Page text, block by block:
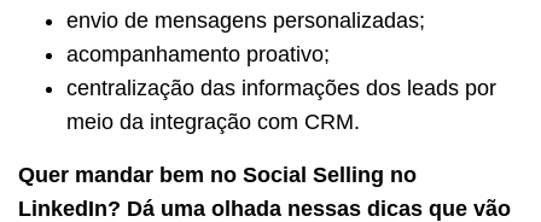
envio de mensagens personalizadas;
acompanhamento proativo;
centralização das informações dos leads por
meio da integração com CRM.
Quer mandar bem no Social Selling no
LinkedIn? Dá uma olhada nessas dicas que vão